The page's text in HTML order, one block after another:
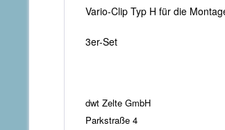
Vario-Clip Typ H für die
3er-Set
dwt Zelte GmbH
Parkstraße 4